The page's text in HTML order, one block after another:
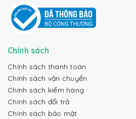
Chính sách
Chính sách thanh toán
Chính sách vận chuyển
Chính sách kiểm hàng
Chính sách đổi trả
Chính sách bảo mật